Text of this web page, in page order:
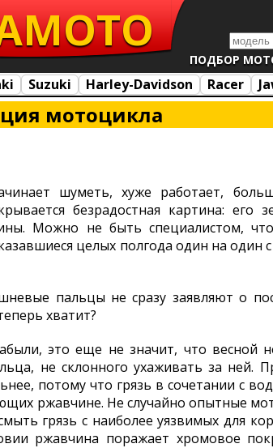
ПОДБОР
MOTO
Suzuki Harley-Davidson Racer
мотоцикла
шуметь, хуже работает,
безрадостная картина: его
Можно не быть специалистом,
целых полгода один на один
пальцы не сразу заявляют о
хватит?
это еще не значит, что весной
не склонного ухаживать за ней.
потому что грязь в сочетании с
ржавчине. Не случайно опытные
грязь с наиболее уязвимых для
ржавчина поражает хромовое